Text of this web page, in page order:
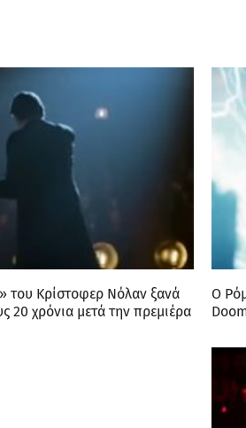
του Κρίστοφερ Νόλαν ξανά
20 χρόνια μετά την πρεμιέρα
Ο